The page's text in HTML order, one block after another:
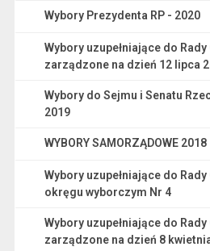
Wybory Prezydenta RP - 2020
Wybory uzupełniające do Rady
zarządzone na dzień 12 lipca
Wybory do Sejmu i Senatu
2019
WYBORY SAMORZĄDOWE 2018
Wybory uzupełniające do Rady
okręgu wyborczym Nr 4
Wybory uzupełniające do Rady
zarządzone na dzień 8